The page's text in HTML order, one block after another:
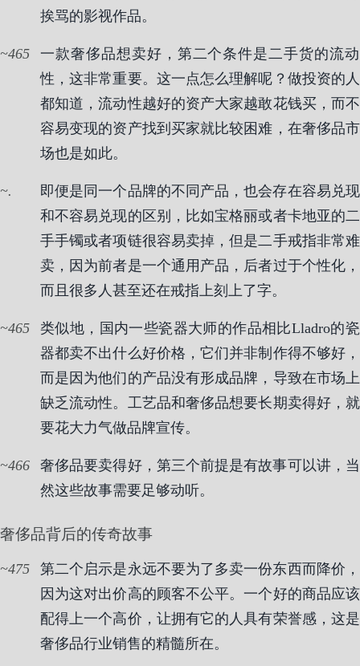
挨骂的影视作品。
465
一款奢侈品想卖好，第二个条件是二手货的流动
性，这非常重要。这一点怎么理解呢？做投资的人
都知道，流动性越好的资产大家越敢花钱买，而不
容易变现的资产找到买家就比较困难，在奢侈品市
场也是如此。
.
即便是同一个品牌的不同产品，也会存在容易兑现
和不容易兑现的区别，比如宝格丽或者卡地亚的二
手手镯或者项链很容易卖掉，但是二手戒指非常难
卖，因为前者是一个通用产品，后者过于个性化，
而且很多人甚至还在戒指上刻上了字。
465
类似地，国内一些瓷器大师的作品相比Lladro的瓷
器都卖不出什么好价格，它们并非制作得不够好，
而是因为他们的产品没有形成品牌，导致在市场上
缺乏流动性。工艺品和奢侈品想要长期卖得好，就
要花大力气做品牌宣传。
466
奢侈品要卖得好，第三个前提是有故事可以讲，当
然这些故事需要足够动听。
奢侈品背后的传奇故事
475
第二个启示是永远不要为了多卖一份东西而降价，
因为这对出价高的顾客不公平。一个好的商品应该
配得上一个高价，让拥有它的人具有荣誉感，这是
奢侈品行业销售的精髓所在。